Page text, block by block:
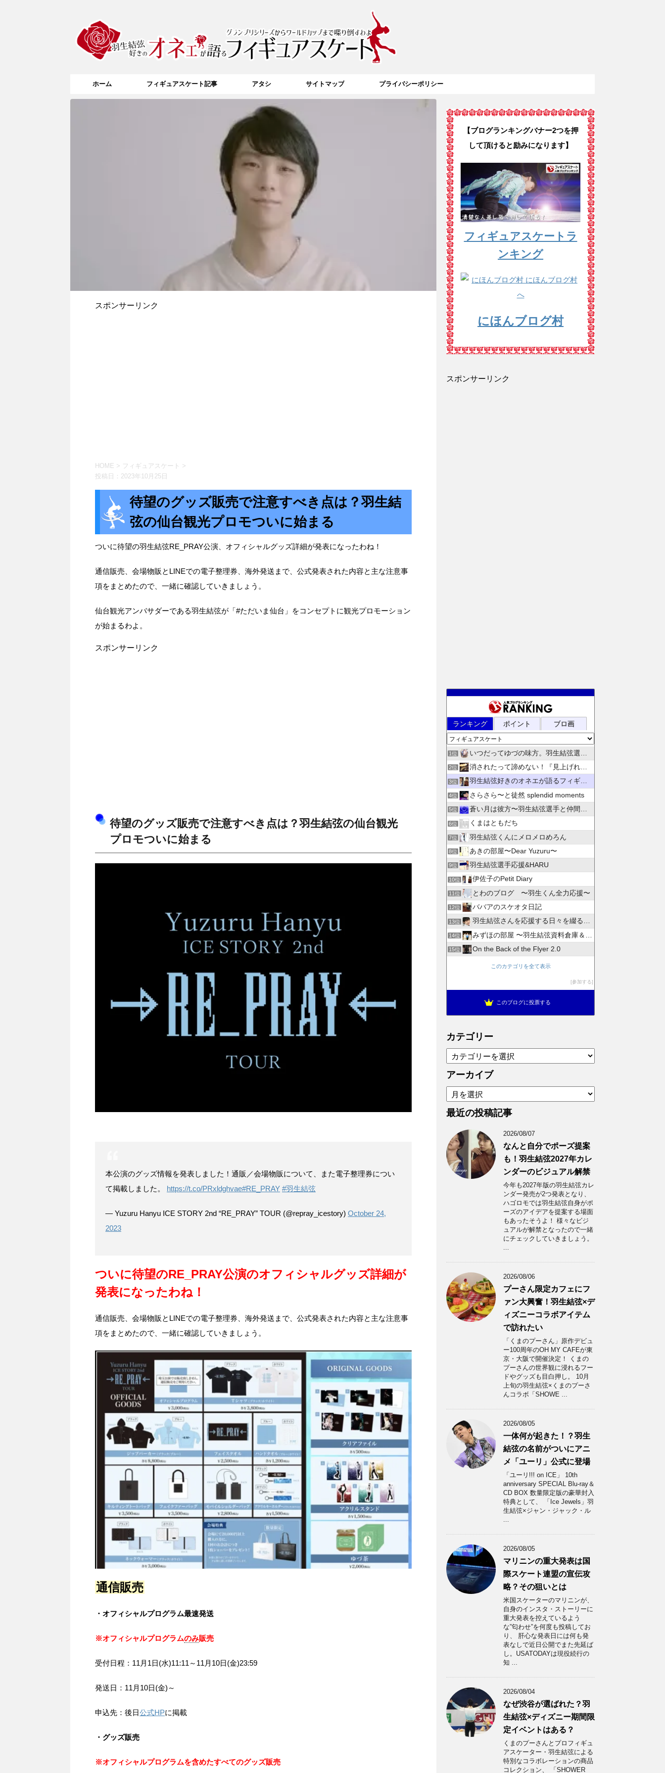
ホーム フィギュアスケート記事 アタシ サイトマップ プライバシーポリシー
スポンサーリンク
HOME > フィギュアスケート
>
投稿日： 2023年10月25日
待望のグッズ販売で注意すべき点は？羽生結
弦の仙台観光プロモついに始まる
ついに待望の羽生結弦RE_PRAY公演、オフィシャルグッズ詳細が発表になったわね！
通信販売、会場物販とLINEでの電子整理券、海外発送まで、公式発表された内容と主な注意事
項をまとめたので、一緒に確認していきましょう。
仙台観光アンバサダーである羽生結弦が「#ただいま仙台」をコンセプトに観光プロモーション
が始まるわよ。
スポンサーリンク
待望のグッズ販売で注意すべき点は？羽生結弦の仙台観光
プロモついに始まる
本公演のグッズ情報を発表しました！通販／会場物販について、また電子整理券につい
て掲載しました。 https://t.co/PRxldghvae#RE_PRAY #羽生結弦
— Yuzuru Hanyu ICE STORY 2nd “RE_PRAY” TOUR (@repray_icestory) October 24,
2023
ついに待望のRE_PRAY公演のオフィシャルグッズ詳細が
発表になったわね！
通信販売、会場物販とLINEでの電子整理券、海外発送まで、公式発表された内容と主な注意事
項をまとめたので、一緒に確認していきましょう。
通信販売
・オフィシャルプログラム最速発送
※オフィシャルプログラムのみ販売
受付日程：11月1日(水)11:11～11月10日(金)23:59
発送日：11月10日(金)～
申込先：後日公式HPに掲載
・グッズ販売
※オフィシャルプログラムを含めたすべてのグッズ販売
【ブログランキングバナー2つを押
して頂けると励みになります】
フィギュアスケートラ
ンキング
にほんブログ村
スポンサーリンク
ランキング ポイント ブロ画
1位 いつだってゆづの味方。羽生結弦選手応援団 紫色のブログ
2位 消されたって諦めない！『見上げれば、青空 』別館
3位 羽生結弦好きのオネエが語るフィギュアスケート
4位 さらさら〜と徒然 splendid moments
5位 蒼い月は彼方〜羽生結弦選手と仲間たちの日々を花束にして〜
6位 くまはともだち
7位 羽生結弦くんにメロメロめろん
8位 あきの部屋〜Dear Yuzuru〜
9位 羽生結弦選手応援&HARU
10位 伊佐子のPetit Diary
11位 とわのブログ 〜羽生くん全力応援〜
12位 ババアのスケオタ日記
13位 羽生結弦さんを応援する日々を綴るブログ
14位 みずほの部屋 〜羽生結弦資料倉庫＆徒然日記〜
15位 On the Back of the Flyer 2.0
このカテゴリを全て表示
参加する
このブログに投票する
カテゴリー
テ
ゴ
ー
アーカイブ
ア
ー
カ
最近の投稿記事
2026/08/07
なんと自分でポーズ提案
も！羽生結弦2027年カレ
ンダーのビジュアル解禁
今年も2027年版の羽生結弦カレ
ンダー発売が2つ発表となり、
ハゴロモでは羽生結弦自身がポ
ーズのアイデアを提案する場面
もあったそうよ！ 様々なビジ
ュアルが解禁となったので一緒
にチェックしていきましょう。
...
2026/08/06
プーさん限定カフェにフ
ァン大興奮！羽生結弦×デ
ィズニーコラボアイテム
で訪れたい
「くまのプーさん」原作デビュ
ー100周年のOH MY CAFEが東
京・大阪で開催決定！ くまの
プーさんの世界観に浸れるフー
ドやグッズも目白押し。 10月
上旬の羽生結弦×くまのプーさ
んコラボ「SHOWE ...
2026/08/05
一体何が起きた！？羽生
結弦の名前がついにアニ
メ「ユーリ」公式に登場
「ユーリ!!! on ICE」 10th
anniversary SPECIAL Blu-ray＆
CD BOX 数量限定版の豪華封入
特典として、 「Ice Jewels」羽
生結弦×ジャン・ジャック・ル
...
2026/08/05
マリニンの重大発表は国
際スケート連盟の宣伝攻
略？その狙いとは
米国スケーターのマリニンが、
自身のインスタ・ストーリーに
重大発表を控えているよう
な”匂わせ”を何度も投稿してお
り、 肝心な発表日には何も発
表なしで近日公開でまた先延ば
し。USATODAYは現役続行の
知 ...
2026/08/04
なぜ渋谷が選ばれた？羽
生結弦×ディズニー期間限
定イベントはある？
くまのプーさんとプロフィギュ
アスケーター・羽生結弦による
特別なコラボレーションの商品
コレクション、 「SHOWER